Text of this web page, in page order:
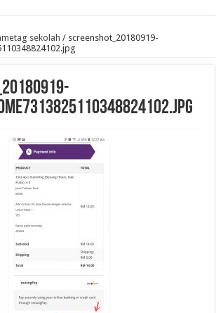
sekolah / screenshot_20180919-